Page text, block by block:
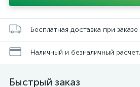
Бесплатная доставка при
Наличный и безналичный
Быстрый заказ